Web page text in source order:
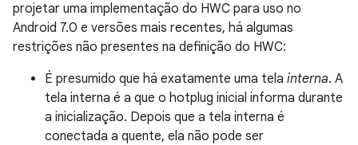
projetar uma implementação do HWC para uso no
Android 7.0 e versões mais recentes, há algumas
restrições não presentes na definição do HWC:
É presumido que há exatamente uma tela interna. A
tela interna é a que o hotplug inicial informa durante
a inicialização. Depois que a tela interna é
conectada a quente, ela não pode ser